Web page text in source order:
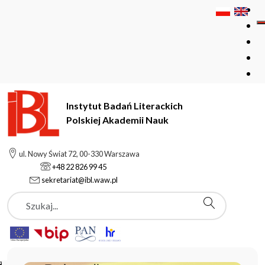
Instytut Badań Literackich
Polskiej Akademii Nauk
ul. Nowy Świat 72, 00-330 Warszawa
+48 22 826 99 45
sekretariat@ibl.waw.pl
Szukaj
Instytut Badań Literackich Polskiej Akademii Nauk
Aktualności